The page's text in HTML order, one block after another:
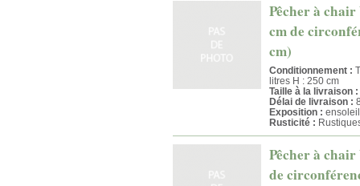
Pêcher à
cm de
cm)
Conditionnement :
litres H : 250 cm
Taille à la livraison :
Délai de livraison :
Exposition :
Rusticité :
Pêcher à
de